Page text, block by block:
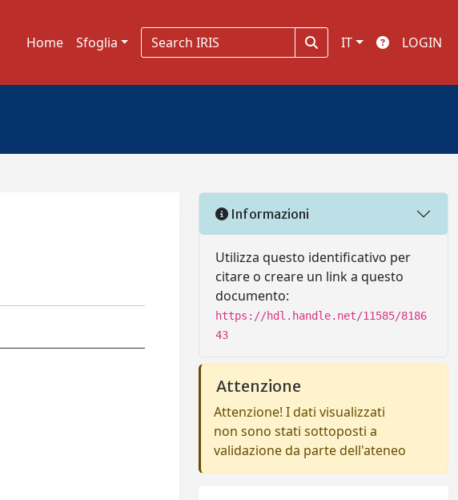
Home Sfoglia IT LOGIN
Informazioni
Utilizza questo identificativo per
citare o creare un link a questo
documento:
https://hdl.handle.net/11585/8186
43
Attenzione
Attenzione! I dati visualizzati
non sono stati sottoposti a
validazione da parte dell'ateneo